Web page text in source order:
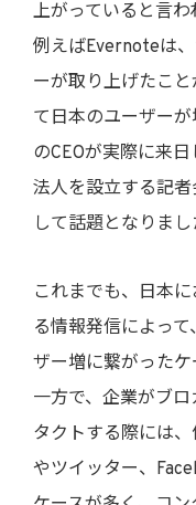
上がっていると言わ
例えばEvernoteは
ーが取り上げたこ
て日本のユーザー
のCEOが実際に来
法人を設立する記
して話題となりま
これまでも、日本
る情報発信によっ
ザー増に繋がったケ
一方で、企業がブ
タクトする際には
やツイッター、